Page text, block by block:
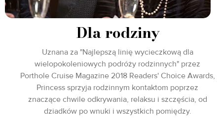
Dla rodziny
Uznana za "Najlepszą linię wycieczkową dla
wielopokoleniowych podróży rodzinnych" przez
Porthole Cruise Magazine 2018 Readers' Choice Awards,
Princess sprzyja rodzinnym kontaktom poprzez
znaczące chwile odkrywania, relaksu i szczęścia, od
dziadków po wnuki i wszystkich pomiędzy.